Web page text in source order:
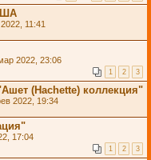
11:41
2022, 23:06
1 2 3
(Hachette) коллекция"
2022, 19:34
17:04
1 2 3